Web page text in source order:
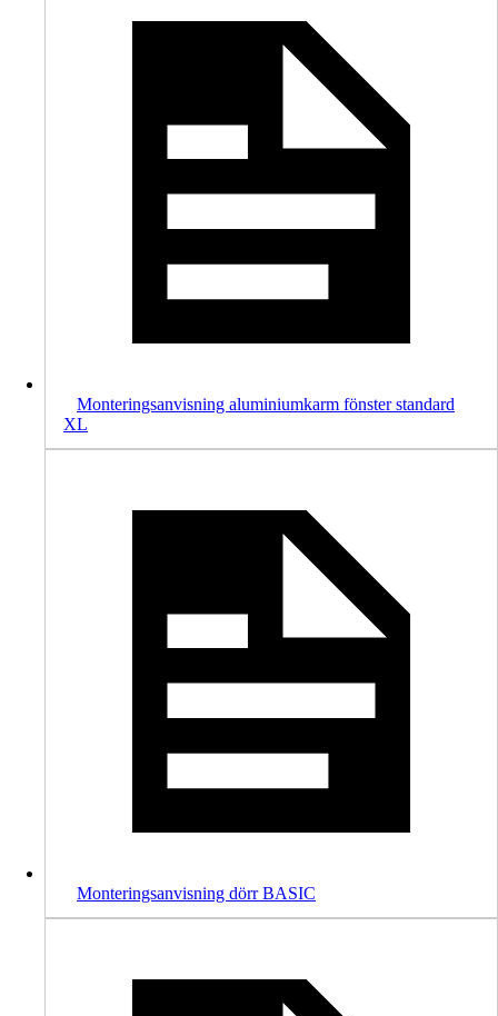
Monteringsanvisning aluminiumkarm fönster standard
XL
Monteringsanvisning dörr BASIC